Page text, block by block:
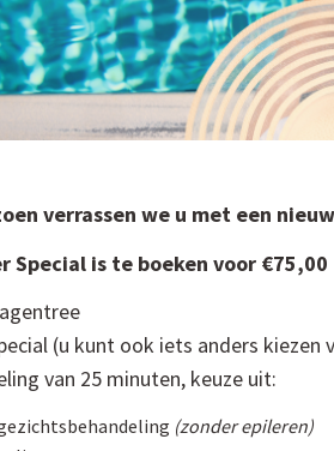
verrassen we u met een
Special is te boeken voor €75,00
(u kunt ook iets anders
van 25 minuten, keuze uit:
(zonder epileren)